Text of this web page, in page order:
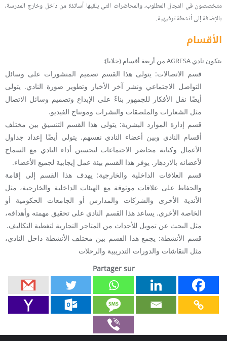
متخصصون في المجال المطلوب، والمحاضرات التي يلقيها أساتذة من داخل وخارج المدرسة،
بالإضافة إلى أنشطة ترفيهية.
الأقسام
يتكون نادي AGRESA من أربعة أقسام (خلايا):
قسم الاتصالات: يتولى هذا القسم تصميم المنشورات على وسائل
التواصل الاجتماعي ونشر آخر الأخبار وتطوير صورة النادي. يتولى
أيضًا نقل الأفكار للجمهور بناءً على الإبداع وتصميم وسائل الاتصال
مثل الشعارات والملصقات والنشرات ومونتاج الفيديو.
قسم إدارة الموارد البشرية: يتولى هذا القسم التنسيق بين مختلف
أقسام النادي وبين أعضاء النادي نفسهم. يتولى أيضًا إعداد جداول
الأعمال وكتابة محاضر الاجتماعات لتحسين أداء النادي مع السماح
لأعضائه بالازدهار. يوفر هذا القسم بيئة عمل إيجابية لجميع الأعضاء.
قسم العلاقات الداخلية والخارجية: يهدف هذا القسم إلى إقامة
والحفاظ على علاقات موثوقة مع الهيئات الداخلية والخارجية، مثل
الأندية الأخرى والشركات والمدارس أو الجامعات الحكومية أو
الخاصة الأخرى. يساعد هذا القسم النادي على تحقيق مهمته وأهدافه،
مثل البحث عن تمويل للأحداث من المتاجر التجارية لتغطية التكاليف.
قسم الأنشطة: يجمع هذا القسم بين مختلف الأنشطة داخل النادي،
مثل النقاشات والدورات التدريبية والرحلات
Partager sur